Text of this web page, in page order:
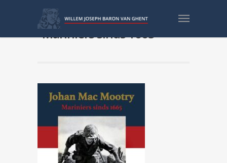
Intekening voor het boek
“Mariniers sinds 1665”